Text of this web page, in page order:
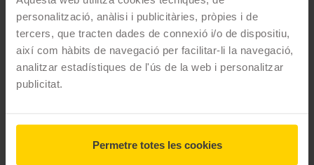
personalització, anàlisi i publicitàries, pròpies i de
tercers, que tracten dades de connexió i/o de dispositiu,
així com hàbits de navegació per facilitar-li la navegació,
analitzar estadístiques de l'ús de la web i personalitzar
publicitat.
Permetre totes les cookies
amb el KAROO Street: Troba el teu camí, desafia els elements.
CARACTERÍSTIQUES TÈCNIQUES
Marca
Mesures
150/70 R 17 69V TL